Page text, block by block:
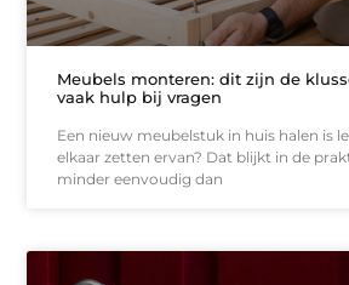
Meubels monteren: dit zijn de
vaak hulp bij vragen
Een nieuw meubelstuk in huis halen is
elkaar zetten ervan? Dat blijkt in de
minder eenvoudig dan